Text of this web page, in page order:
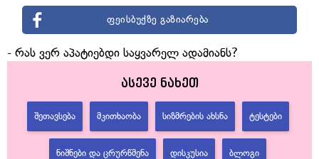
ფეისბუქზე გაზიარება
- რას ვერ აპატიებდი საყვარელ ადამიანს?
ასევე ნახეთ
ᲨᲔᲗᲐᲕᲡᲔᲑᲐ ᲛᲙᲘᲗᲮᲐᲝᲑᲐ ᲡᲘᲖᲛᲠᲔᲑᲘᲡ ᲐᲮᲡᲜᲐ ᲢᲔᲡᲢᲔᲑᲘ
ᲜᲘᲨᲜᲔᲑᲘ ᲓᲐ ᲪᲠᲣᲠᲬᲛᲔᲜᲐ ᲓᲘᲡᲙᲣᲡᲘᲐ ᲑᲚᲝᲒᲘ